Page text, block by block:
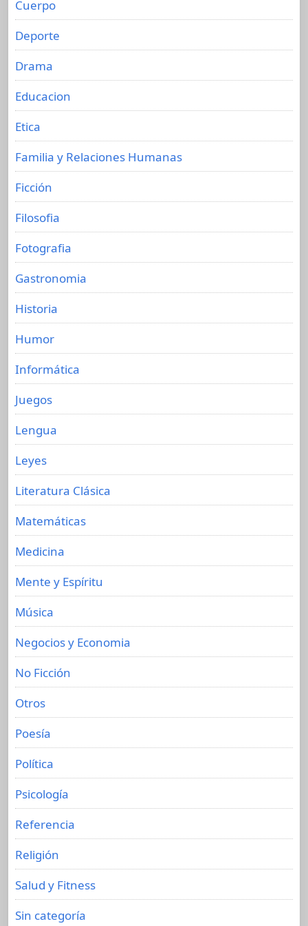
Cuerpo
Deporte
Drama
Educacion
Etica
Familia y Relaciones Humanas
Ficción
Filosofia
Fotografia
Gastronomia
Historia
Humor
Informática
Juegos
Lengua
Leyes
Literatura Clásica
Matemáticas
Medicina
Mente y Espíritu
Música
Negocios y Economia
No Ficción
Otros
Poesía
Política
Psicología
Referencia
Religión
Salud y Fitness
Sin categoría